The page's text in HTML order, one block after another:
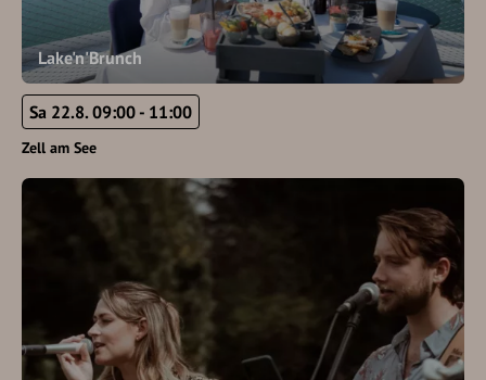
Lake'n'Brunch
Sa 22.8. 09:00 - 11:00
Zell am See